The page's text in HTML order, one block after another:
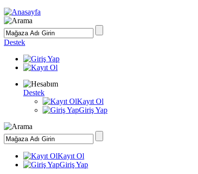
Destek
Destek
Kayıt Ol
Giriş Yap
Kayıt Ol
Giriş Yap